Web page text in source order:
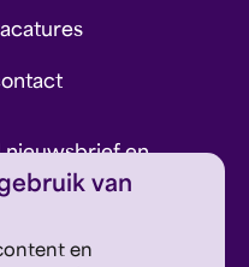
van
en
nieuwsbrief en
nieuws.